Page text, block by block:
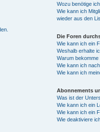
Wozu benötige
Wie kann ich
wieder aus den
Die Foren
Wie kann ich ein
Weshalb erhalte
Warum
Wie kann ich
Wie kann ich
Abonnements
Was ist der
Wie kann ich ein
Wie kann ich ein
Wie deaktiviere